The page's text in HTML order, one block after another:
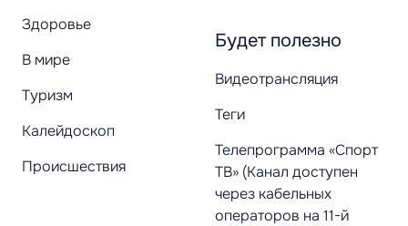
Здоровье
В мире
Туризм
Калейдоскоп
Происшествия
Будет полезно
Видеотрансляция
Теги
Телепрограмма «Спорт
ТВ» (Канал доступен
через кабельных
операторов на 11-й